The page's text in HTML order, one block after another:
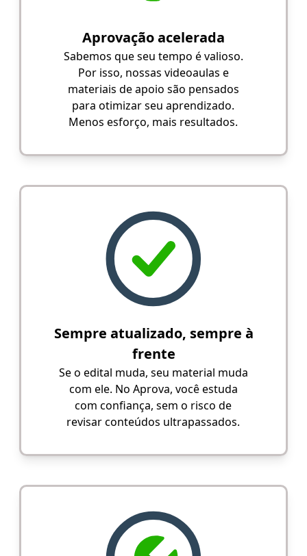
Aprovação acelerada
Sabemos que seu tempo é valioso.
Por isso, nossas videoaulas e
materiais de apoio são pensados
para otimizar seu aprendizado.
Menos esforço, mais resultados.
Sempre atualizado, sempre à
frente
Se o edital muda, seu material muda
com ele. No Aprova, você estuda
com confiança, sem o risco de
revisar conteúdos ultrapassados.